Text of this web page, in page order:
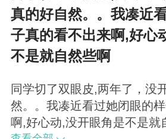
真的好自然。。我凑近
子真的看不出来啊,好心
不是就自然些啊
同学切了双眼皮,两年了，没
然。。我凑近看过她闭眼的
啊,好心动,没开眼角是不是就